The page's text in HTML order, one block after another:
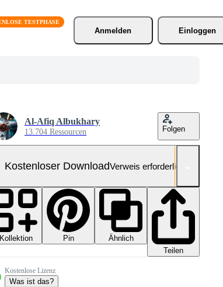
Anmelden
Einloggen
Al-Afiq Albukhary
13.704 Ressourcen Folgen
Kostenloser DownloadVerweis erforderlich
Kollektion Pin
Ähnlich
Teilen
Kostenlose Lizenz
Was ist das?